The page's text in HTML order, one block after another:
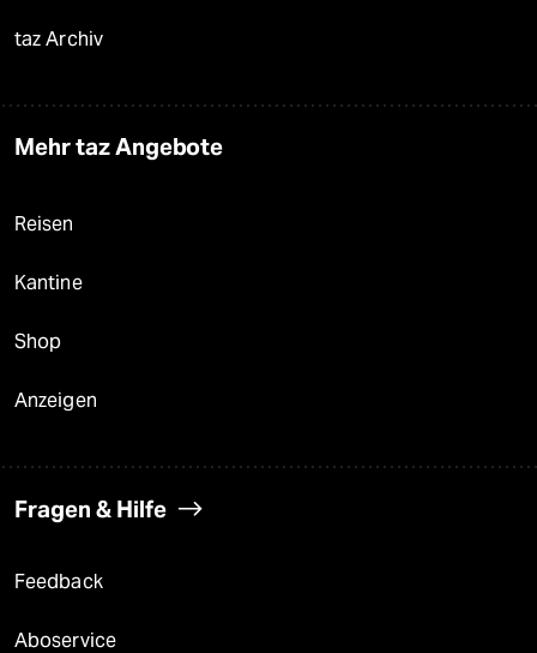
taz Archiv
Mehr taz Angebote
Reisen
Kantine
Shop
Anzeigen
Fragen & Hilfe
Feedback
Aboservice